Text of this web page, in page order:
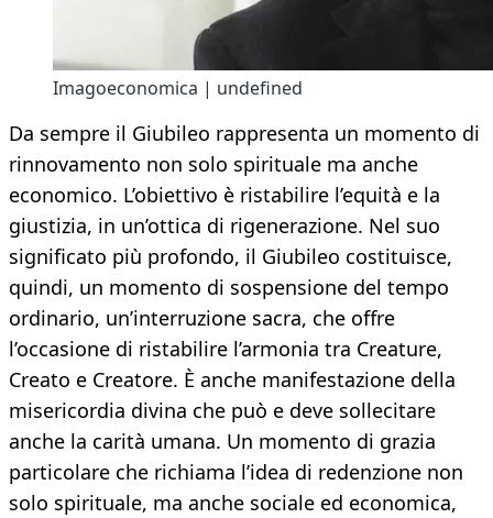
Imagoeconomica | undefined
Da sempre il Giubileo rappresenta un momento di
rinnovamento non solo spirituale ma anche
economico. L’obiettivo è ristabilire l’equità e la
giustizia, in un’ottica di rigenerazione. Nel suo
significato più profondo, il Giubileo costituisce,
quindi, un momento di sospensione del tempo
ordinario, un’interruzione sacra, che offre
l’occasione di ristabilire l’armonia tra Creature,
Creato e Creatore. È anche manifestazione della
misericordia divina che può e deve sollecitare
anche la carità umana. Un momento di grazia
particolare che richiama l’idea di redenzione non
solo spirituale, ma anche sociale ed economica,